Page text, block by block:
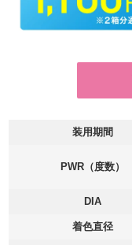
装用期間
PWR（度数）
DIA
着色直径